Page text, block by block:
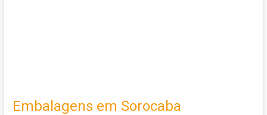
Embalagens em Sorocaba